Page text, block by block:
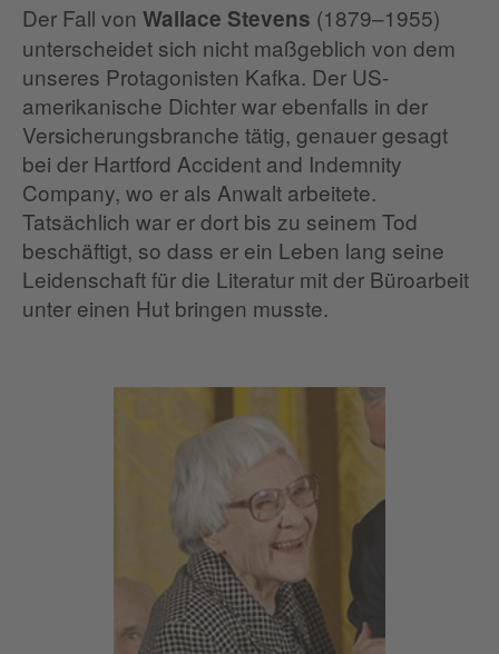
Der Fall von Wallace Stevens (1879–1955)
unterscheidet sich nicht maßgeblich von dem
unseres Protagonisten Kafka. Der US-
amerikanische Dichter war ebenfalls in der
Versicherungsbranche tätig, genauer gesagt
bei der Hartford Accident and Indemnity
Company, wo er als Anwalt arbeitete.
Tatsächlich war er dort bis zu seinem Tod
beschäftigt, so dass er ein Leben lang seine
Leidenschaft für die Literatur mit der Büroarbeit
unter einen Hut bringen musste.